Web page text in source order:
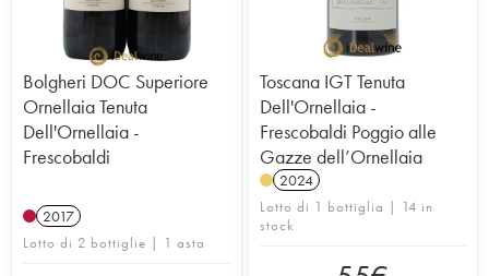
costiera della Toscana e danno vita a grandi
etichette (Masseto, Ornellaia, Le Serre Nuove
dell'Ornellaia - il secondo vino di Ornellaia e Le
Volte). Qui si fa di tutto per produrre i più grandi
vini del mondo: lavoro rigoroso in vigna,
vendemmie manuali in cassette, vinificazioni
supervisionate dai più grandi enologi. Ornellaia
(DOC Superiore) matura per 18 mesi in barrique.
Il terroir di Bolgheri ha dato vita a un rosso
raffinato ed elegante; Ornellaia è un vino
complesso, soave e strutturato.
Bolgheri DOC Superiore
Ornellaia Tenuta
Dell'Ornellaia -
Frescobaldi
2017
Lotto di 2 bottiglie | 1 asta
Toscana IGT Tenuta
Dell'Ornellaia -
Frescobaldi Poggio alle
Gazze dell’Ornellaia
2024
Lotto di 1 bottiglia | 14 in
stock